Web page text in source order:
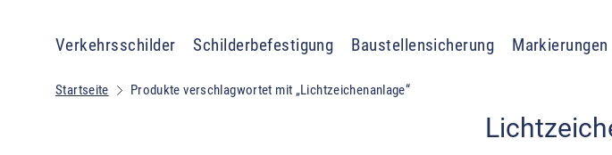
Verkehrsschilder Schilderbefestigung Baustellensicherung Markierungen
Startseite Produkte verschlagwortet mit „Lichtzeichenanlage“